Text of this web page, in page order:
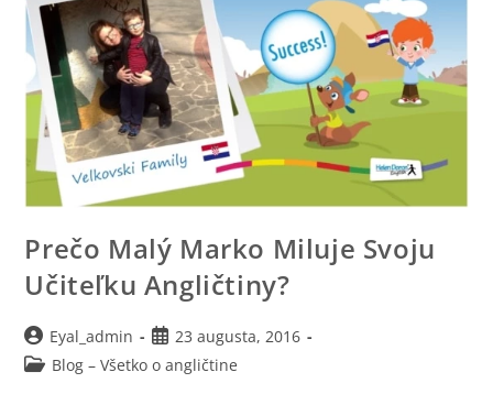
Prečo Malý Marko Miluje Svoju
Učiteľku Angličtiny?
Eyal_admin
23 augusta, 2016
Blog – Všetko o angličtine